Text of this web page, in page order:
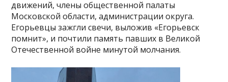
движений, члены общественной палаты
Московской области, администрации округа.
Егорьевцы зажгли свечи, выложив «Егорьевск
помнит», и почтили память павших в Великой
Отечественной войне минутой молчания.